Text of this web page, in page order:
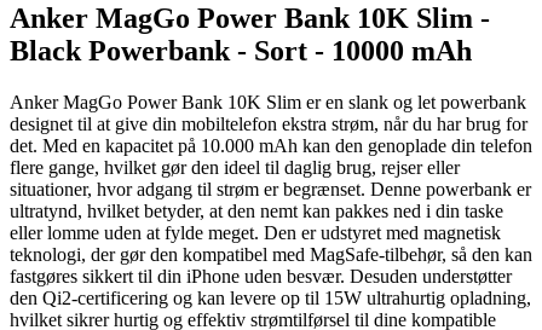
Anker MagGo Power Bank 10K Slim -
Black Powerbank - Sort - 10000 mAh
Anker MagGo Power Bank 10K Slim er en slank og let powerbank
designet til at give din mobiltelefon ekstra strøm, når du har brug for
det. Med en kapacitet på 10.000 mAh kan den genoplade din telefon
flere gange, hvilket gør den ideel til daglig brug, rejser eller
situationer, hvor adgang til strøm er begrænset. Denne powerbank er
ultratynd, hvilket betyder, at den nemt kan pakkes ned i din taske
eller lomme uden at fylde meget. Den er udstyret med magnetisk
teknologi, der gør den kompatibel med MagSafe-tilbehør, så den kan
fastgøres sikkert til din iPhone uden besvær. Desuden understøtter
den Qi2-certificering og kan levere op til 15W ultrahurtig opladning,
hvilket sikrer hurtig og effektiv strømtilførsel til dine kompatible